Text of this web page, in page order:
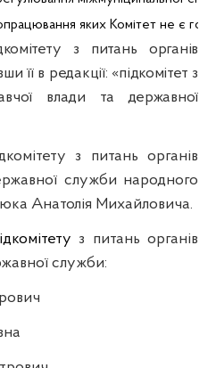
яких Комітет не є
з питань органів
її в редакції: «підкомітет з
влади та державної
з питань органів
служби народного
Анатолія Михайловича.
з питань органів
служби: